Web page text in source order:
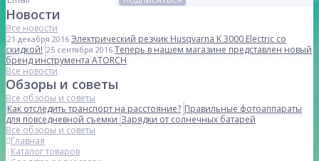
Новости
Все новости
21 декабря 2016 Электрический резчик Husqvarna K 3000 Electric со
скидкой! 25 сентября 2016 Теперь в нашем магазине представлен новый
бренд инструмента ATORCH
Все новости
Обзоры и советы
Все обзоры и советы
Как отследить транспорт на расстояние? Правильные фотоаппараты
для повседневной съемкиЗарядки от солнечных батарей
Все обзоры и советы
Главная
Каталог товаров